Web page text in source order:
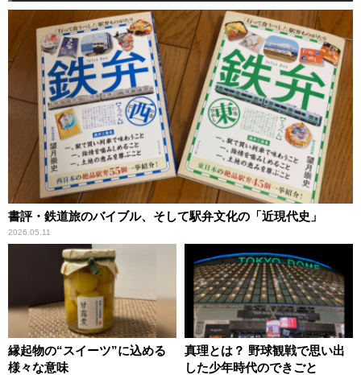
書評・鉄道旅のバイブル、そして駅弁文化の「近現代史」
2026.05.11
縁起物の“スイーツ”に込める
様々な意味
真理とは？ 野球観戦で思い出
した少年時代のできごと